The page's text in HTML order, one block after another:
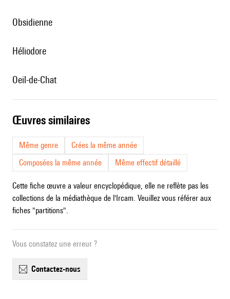
Obsidienne
Héliodore
Oeil-de-Chat
œuvres similaires
Même genre
Crées la même année
Composées la même année
Même effectif détaillé
Cette fiche œuvre a valeur encyclopédique, elle ne reflète pas les
collections de la médiathèque de l'Ircam. Veuillez vous référer aux
fiches "partitions".
Vous constatez une erreur ?
contactez-nous